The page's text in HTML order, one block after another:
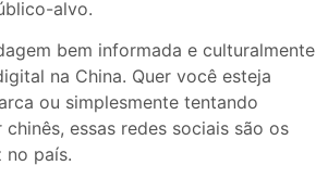
alvo.
bem informada e culturalmente
na China. Quer você esteja
ou simplesmente tentando
essas redes sociais são os
no país.